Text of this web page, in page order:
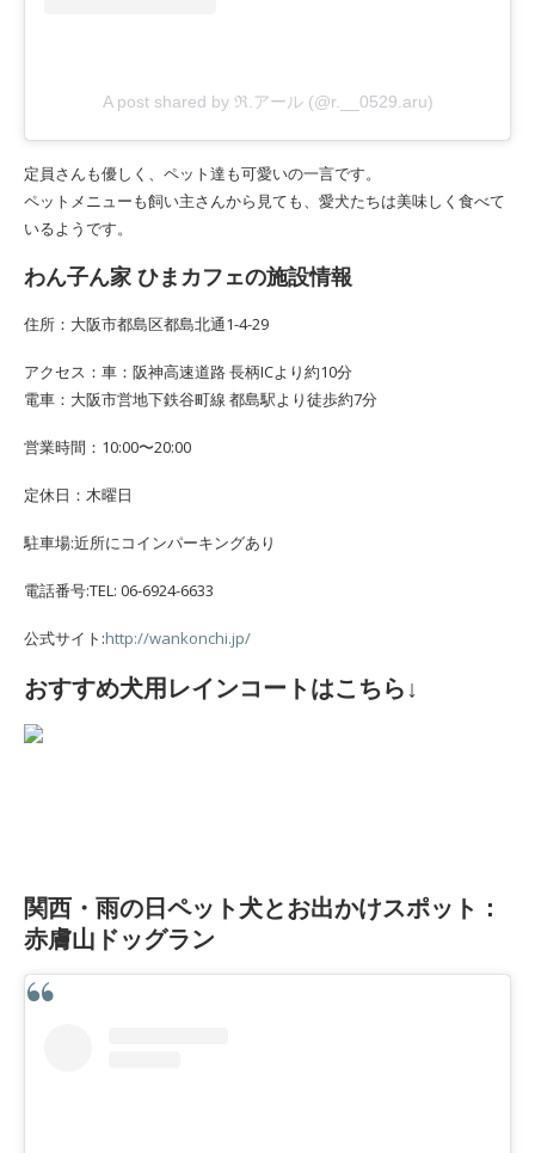
A post shared by ℜ.アール (@r.__0529.aru)
定員さんも優しく、ペット達も可愛いの一言です。
ペットメニューも飼い主さんから見ても、愛犬たちは美味しく食べて
いるようです。
わん子ん家 ひまカフェの施設情報
住所：大阪市都島区都島北通1-4-29
アクセス：車：阪神高速道路 長柄ICより約10分
電車：大阪市営地下鉄谷町線 都島駅より徒歩約7分
営業時間：10:00〜20:00
定休日：木曜日
駐車場:近所にコインパーキングあり
電話番号:TEL: 06-6924-6633
公式サイト:http://wankonchi.jp/
おすすめ犬用レインコートはこちら↓
関西・雨の日ペット犬とお出かけスポット：
赤膚山ドッグラン